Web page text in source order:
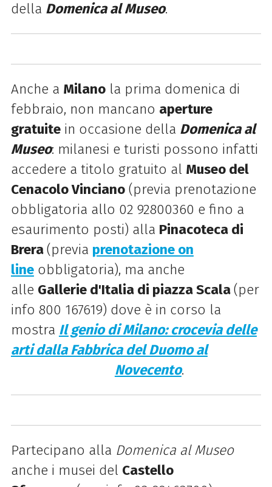
della Domenica al Museo.
Anche a Milanola prima domenica di
febbraio, non mancano aperture
gratuitein occasione della Domenica al
Museo: milanesi e turisti possono infatti
accedere a titolo gratuito al Museo del
Cenacolo Vinciano(previa prenotazione
obbligatoria allo 02 92800360 e fino a
esaurimento posti) alla Pinacoteca di
Brera(previa prenotazione on
lineobbligatoria), ma anche
alle Gallerie d'Italia di piazza Scala(per
info 800 167619) dove è in corso la
mostra Il genio di Milano: crocevia delle
arti dalla Fabbrica del Duomo al
Novecento.
Partecipano alla Domenica al Museo
anche i musei del Castello